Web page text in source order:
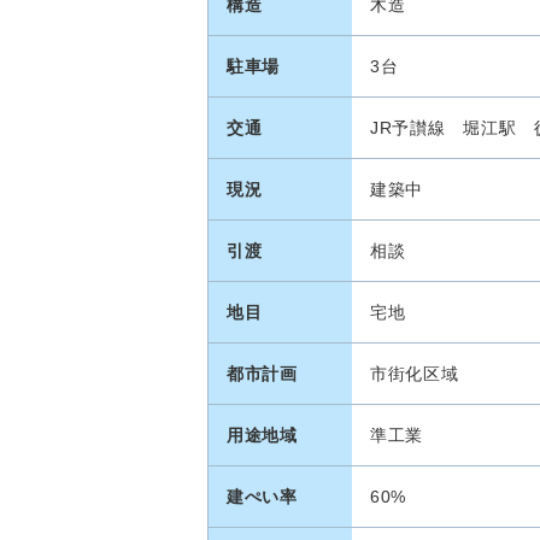
構造 木造
駐車場 3台
交通 JR予讃線 堀江駅
現況 建築中
引渡 相談
地目 宅地
都市計画 市街化区域
用途地域 準工業
建ぺい率 60%